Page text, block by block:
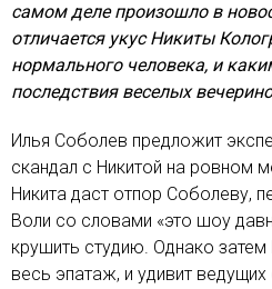
самом деле произошло в
отличается укус Никиты
нормального человека, и
последствия веселых
Илья Соболев предложит
скандал с Никитой на ровном
Никита даст отпор Соболеву,
Воли со словами «это шоу
крушить студию. Однако
весь эпатаж, и удивит